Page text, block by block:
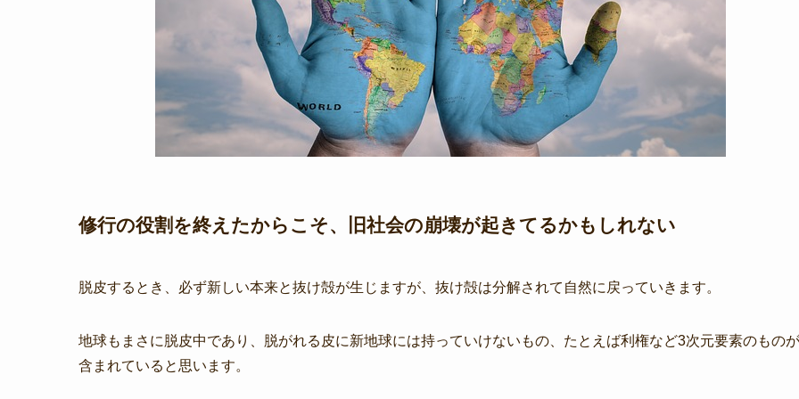
修行の役割を終えたからこそ、旧社会の崩壊が起きてるかもしれない
脱皮するとき、必ず新しい本来と抜け殻が生じますが、抜け殻は分解されて自然に戻っていきます。
地球もまさに脱皮中であり、脱がれる皮に新地球には持っていけないもの、たとえば利権など3次元要素のものが
含まれていると思います。